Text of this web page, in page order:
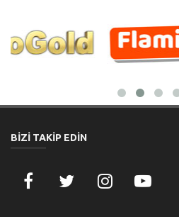
BİZİ TAKİP EDİN